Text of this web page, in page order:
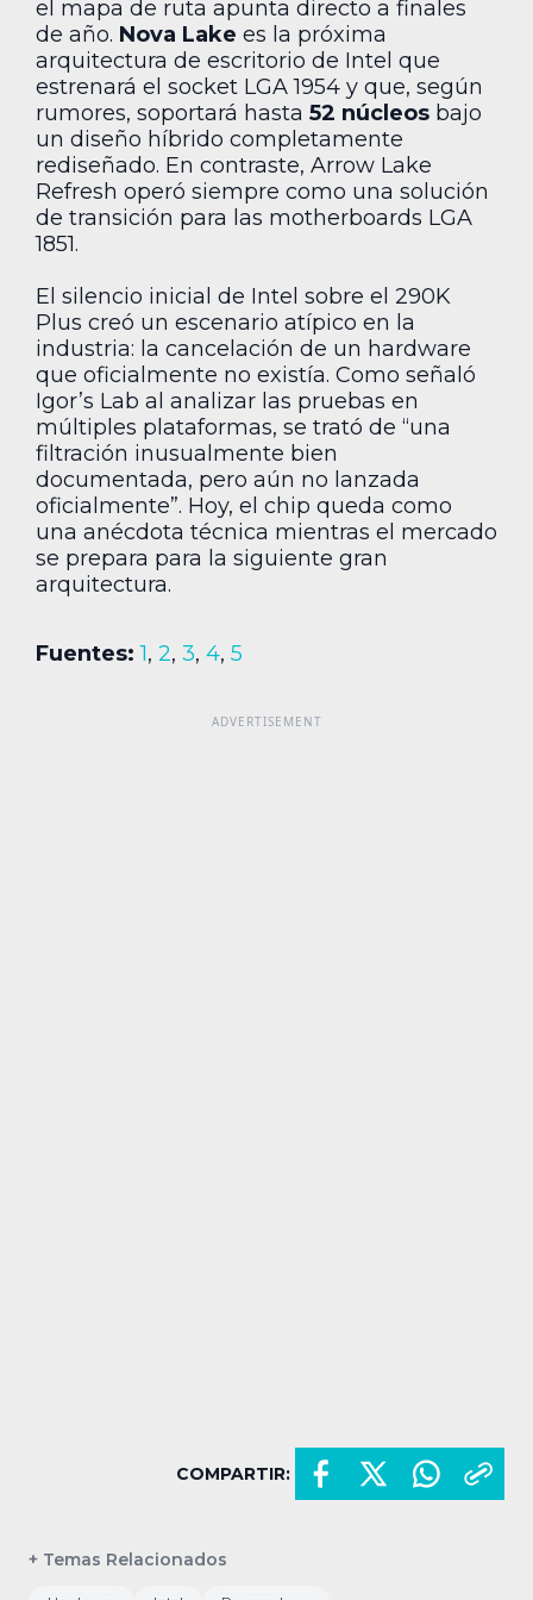
el mapa de ruta apunta directo a finales
de año. Nova Lake es la próxima
arquitectura de escritorio de Intel que
estrenará el socket LGA 1954 y que, según
rumores, soportará hasta 52 núcleos bajo
un diseño híbrido completamente
rediseñado. En contraste, Arrow Lake
Refresh operó siempre como una solución
de transición para las motherboards LGA
1851.
El silencio inicial de Intel sobre el 290K
Plus creó un escenario atípico en la
industria: la cancelación de un hardware
que oficialmente no existía. Como señaló
Igor’s Lab al analizar las pruebas en
múltiples plataformas, se trató de “una
filtración inusualmente bien
documentada, pero aún no lanzada
oficialmente”. Hoy, el chip queda como
una anécdota técnica mientras el mercado
se prepara para la siguiente gran
arquitectura.
Fuentes: 1, 2, 3, 4, 5
COMPARTIR:
+ Temas Relacionados